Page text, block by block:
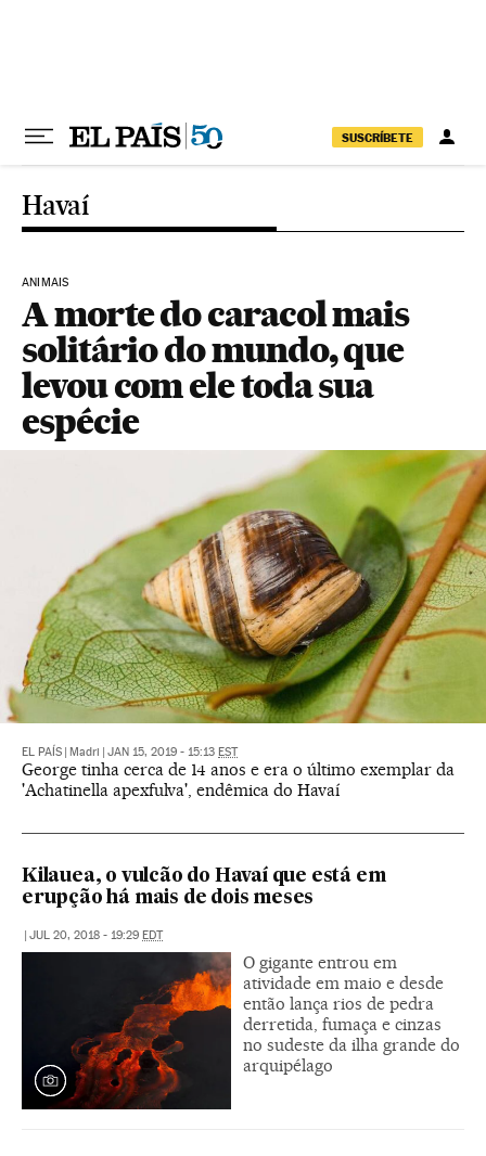
SUSCRÍBETE
Havaí
ANIMAIS
A morte do caracol mais
solitário do mundo, que
levou com ele toda sua
espécie
EL PAÍS Madri JAN 15, 2019 - 15:13 EST
George tinha cerca de 14 anos e era o último exemplar da
'Achatinella apexfulva', endêmica do Havaí
Kilauea, o vulcão do Havaí que está em
erupção há mais de dois meses
JUL 20, 2018 - 19:29 EDT
O gigante entrou em
atividade em maio e desde
então lança rios de pedra
derretida, fumaça e cinzas
no sudeste da ilha grande do
arquipélago